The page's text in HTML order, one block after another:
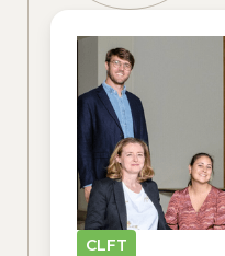
CLFT